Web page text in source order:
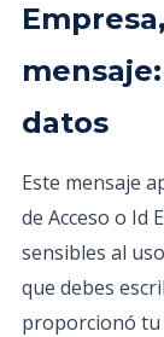
datos
Este mensaje
de Acceso o Id
sensibles al
que debes
proporcionó tu